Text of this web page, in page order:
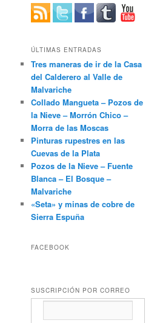
lZRyH9qvJCw"]
ÚLTIMAS ENTRADAS
Tres maneras de ir de la Casa
del Calderero al Valle de
Malvariche
Collado Mangueta – Pozos de
la Nieve – Morrón Chico –
Morra de las Moscas
Pinturas rupestres en las
Cuevas de la Plata
Pozos de la Nieve – Fuente
Blanca – El Bosque –
Malvariche
«Seta» y minas de cobre de
Sierra Espuña
FACEBOOK
SUSCRIPCIÓN POR CORREO